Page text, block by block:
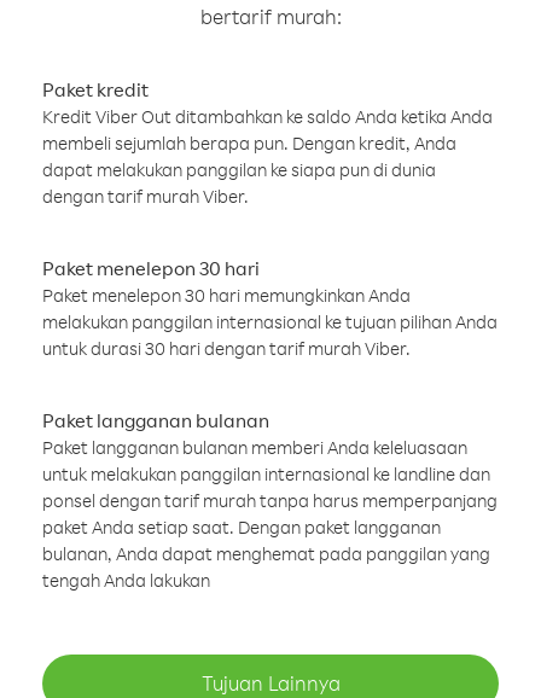
bertarif murah:
Paket kredit
Kredit Viber Out ditambahkan ke saldo Anda ketika Anda
membeli sejumlah berapa pun. Dengan kredit, Anda
dapat melakukan panggilan ke siapa pun di dunia
dengan tarif murah Viber.
Paket menelepon 30 hari
Paket menelepon 30 hari memungkinkan Anda
melakukan panggilan internasional ke tujuan pilihan Anda
untuk durasi 30 hari dengan tarif murah Viber.
Paket langganan bulanan
Paket langganan bulanan memberi Anda keleluasaan
untuk melakukan panggilan internasional ke landline dan
ponsel dengan tarif murah tanpa harus memperpanjang
paket Anda setiap saat. Dengan paket langganan
bulanan, Anda dapat menghemat pada panggilan yang
tengah Anda lakukan
Tujuan Lainnya